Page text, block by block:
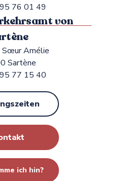
76 01 49
von
Sœur Amélie
Sartène
77 15 40
ich hin?